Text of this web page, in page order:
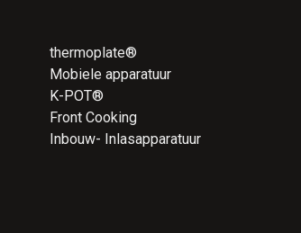
thermoplate®
Mobiele apparatuur
K-POT®
Front Cooking
Inbouw- Inlasapparatuur